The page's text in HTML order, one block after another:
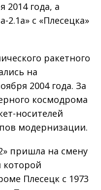
2014 года, а
2.1а» с «Плесецка»
ракетного
на
2004 года. За
космодрома
носителей
модернизации.
пришла на смену
которой
Плесецк с 1973